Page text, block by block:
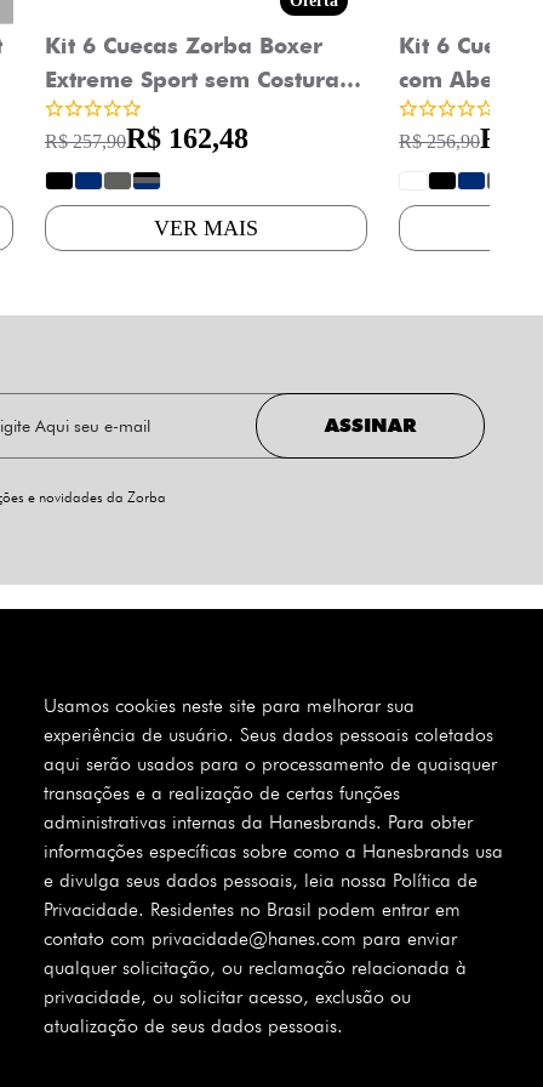
Kit 6 Cuecas Zorba Boxer
Extreme Sport sem Costura
Microfibra 836
R$ 257,90R$ 162,48
?
VER MAIS
Kit 6
com
R$ 256,90R$
ASSINAR
e novidades da Zorba
Usamos cookies neste site para melhorar sua
experiência de usuário. Seus dados pessoais coletados
aqui serão usados para o processamento de quaisquer
transações e a realização de certas funções
administrativas internas da Hanesbrands. Para obter
informações específicas sobre como a Hanesbrands usa
e divulga seus dados pessoais, leia nossa Política de
Privacidade. Residentes no Brasil podem entrar em
contato com privacidade@hanes.com para enviar
qualquer solicitação, ou reclamação relacionada à
privacidade, ou solicitar acesso, exclusão ou
atualização de seus dados pessoais.